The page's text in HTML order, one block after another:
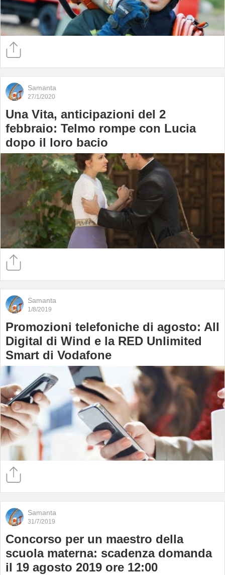
Samanta
27/1/2020
Una Vita, anticipazioni del 2
febbraio: Telmo rompe con Lucia
dopo il loro bacio
Samanta
1/8/2019
Promozioni telefoniche di agosto: All
Digital di Wind e la RED Unlimited
Smart di Vodafone
Samanta
31/7/2019
Concorso per un maestro della
scuola materna: scadenza domanda
il 19 agosto 2019 ore 12:00